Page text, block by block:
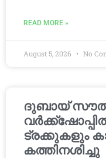
READ MORE »
August 5, 2026 No
ദുബായ്
ട്രക്കുകളും
കത്തിനശിച്ചു